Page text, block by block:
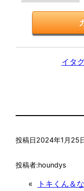
イタ
投稿日2024年1月25
投稿者:houndys
«
トキくん＆